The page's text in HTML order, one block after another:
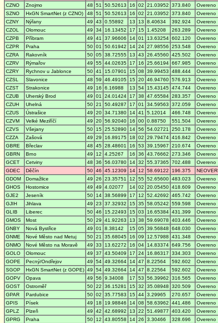
CZNO
Znojmo 48 51 50.52613 16 02 21.03952 373.840
Overeno
SZNO
HxGN SmartNet (z CZNO) 48 51 50.52613 16 02 21.03952 373.840
Overeno
CZNY
Nýřany 49 43 0.55892 13 13 8.40634 392.924
Overeno
CZOL
Olomouc 49 34 16.13452 17 15 1.45208 263.289
Overeno
CZPB
Příbram 49 41 37.96606 14 01 13.63254 602.120
Overeno
CZPR
Praha 50 01 50.61942 14 24 27.98556 253.548
Overeno
CZRA
Rakovník 50 05 38.72555 13 43 26.45560 425.502
Overeno
CZRV
Rýmařov 49 55 44.02635 17 16 25.66194 667.985
Overeno
CZRY
Rychnov u Jablonce 50 41 15.07901 15 08 39.99453 488.444
Overeno
CZSL
Slavonice 48 59 46.49105 15 20 46.94760 576.913
Overeno
CZST
Strakonice 49 16 6.16988 13 54 15.43145 474.744
Overeno
CZUB
Uherský Brod 49 01 24.01424 17 38 47.65584 283.357
Overeno
CZUH
Uhelná 50 21 50.49287 17 01 34.59563 372.059
Overeno
CZUS
Ústrašice 49 20 34.71380 14 41 5.12014 466.748
Overeno
CZVM
Velké Meziříčí 49 20 56.92040 16 00 0.88750 551.504
Overeno
CZVS
Všejany 50 15 25.52890 14 56 54.02721 250.178
Overeno
CZZA
Zašová 49 29 16.89175 18 02 29.79474 416.842
Overeno
GBRE
Břeclav 48 45 28.48601 16 53 39.15967 210.674
Overeno
GBRN
Brno 49 12 4.25267 16 36 43.76662 273.346
Overeno
GCET
Cetviny 48 36 56.03780 14 32 55.37365 702.488
Overeno
GDEC
Děčín 50 46 45.12309 14 12 58.69122 196.375
GDOM
Domažlice 49 26 23.35751 12 55 52.65600 483.023
Overeno
GHOS
Hostomice 49 49 4.02077 14 02 20.05450 418.609
Overeno
GJE2
Jeseník 50 14 38.56899 17 12 52.42692 465.742
Overeno
GJIH
Jihlava 49 23 37.32932 15 35 58.05242 559.598
Overeno
GLIB
Liberec 50 46 15.22493 15 03 16.65384 431.399
Overeno
GMOS
Most 50 29 41.92263 13 38 59.69078 403.446
Overeno
GNBY
Nová Bystřice 49 01 8.38142 15 05 39.56848 648.030
Overeno
GNME
Nové Město nad Metuj 50 21 35.68045 16 09 12.57988 431.348
Overeno
GNMO
Nové Město na Moravě 49 33 13.62272 16 04 14.83374 649.756
Overeno
GOLO
Olomouc 49 37 43.50409 17 24 16.86317 334.303
Overeno
GOPE
Pecný/Ondřejov 49 54 49.32664 14 47 8.22564 592.602
Overeno
SGOP
HxGN SmartNet (z GOPE) 49 54 49.32664 14 47 8.22564 592.602
Overeno
GOPV
Opava 49 56 9.34008 17 53 56.39962 316.565
Overeno
GOST
Ostroměř 50 22 36.15281 15 32 35.08948 320.509
Overeno
GPAR
Pardubice 50 02 35.77583 15 44 3.29965 270.657
Overeno
GPIS
Písek 49 18 19.98846 14 08 58.63962 441.486
Overeno
GPLZ
Plzeň 49 42 42.68992 13 22 51.49877 403.420
Overeno
GPRG
Praha 50 12 43.80558 14 26 3.30466 328.696
Overeno